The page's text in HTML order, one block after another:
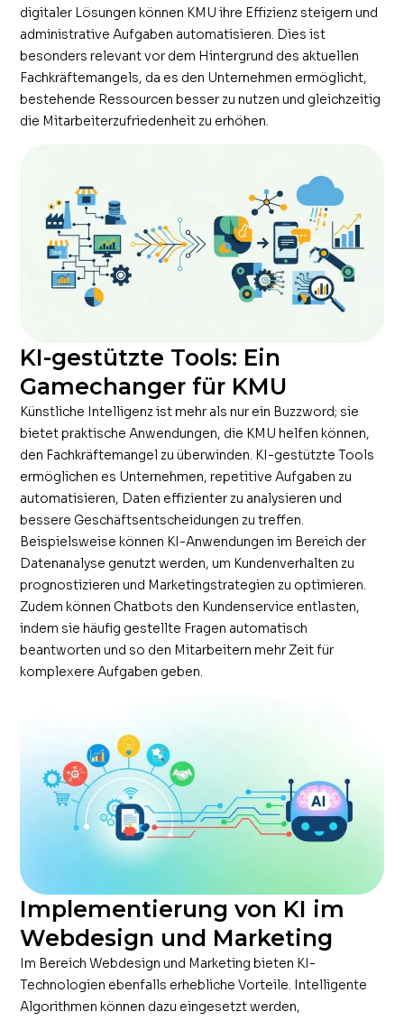
digitaler Lösungen können KMU ihre Effizienz steigern und
administrative Aufgaben automatisieren. Dies ist
besonders relevant vor dem Hintergrund des aktuellen
Fachkräftemangels, da es den Unternehmen ermöglicht,
bestehende Ressourcen besser zu nutzen und gleichzeitig
die Mitarbeiterzufriedenheit zu erhöhen.
KI-gestützte Tools: Ein
Gamechanger für KMU
Künstliche Intelligenz ist mehr als nur ein Buzzword; sie
bietet praktische Anwendungen, die KMU helfen können,
den Fachkräftemangel zu überwinden. KI-gestützte Tools
ermöglichen es Unternehmen, repetitive Aufgaben zu
automatisieren, Daten effizienter zu analysieren und
bessere Geschäftsentscheidungen zu treffen.
Beispielsweise können KI-Anwendungen im Bereich der
Datenanalyse genutzt werden, um Kundenverhalten zu
prognostizieren und Marketingstrategien zu optimieren.
Zudem können Chatbots den Kundenservice entlasten,
indem sie häufig gestellte Fragen automatisch
beantworten und so den Mitarbeitern mehr Zeit für
komplexere Aufgaben geben.
Implementierung von KI im
Webdesign und Marketing
Im Bereich Webdesign und Marketing bieten KI-
Technologien ebenfalls erhebliche Vorteile. Intelligente
Algorithmen können dazu eingesetzt werden,